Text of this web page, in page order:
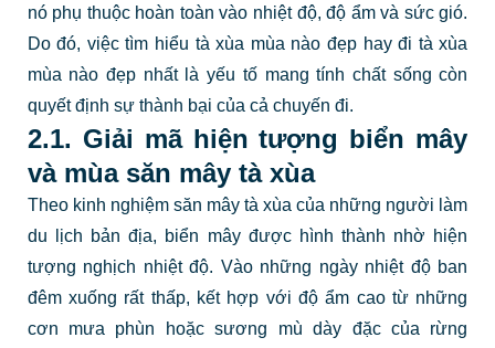
nó phụ thuộc hoàn toàn vào nhiệt độ, độ ẩm và sức gió.
Do đó, việc tìm hiểu tà xùa mùa nào đẹp hay đi tà xùa
mùa nào đẹp nhất là yếu tố mang tính chất sống còn
quyết định sự thành bại của cả chuyến đi.
2.1. Giải mã hiện tượng biển mây
và mùa săn mây tà xùa
Theo kinh nghiệm săn mây tà xùa của những người làm
du lịch bản địa, biển mây được hình thành nhờ hiện
tượng nghịch nhiệt độ. Vào những ngày nhiệt độ ban
đêm xuống rất thấp, kết hợp với độ ẩm cao từ những
cơn mưa phùn hoặc sương mù dày đặc của rừng